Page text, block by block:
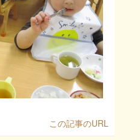
この記事のURL